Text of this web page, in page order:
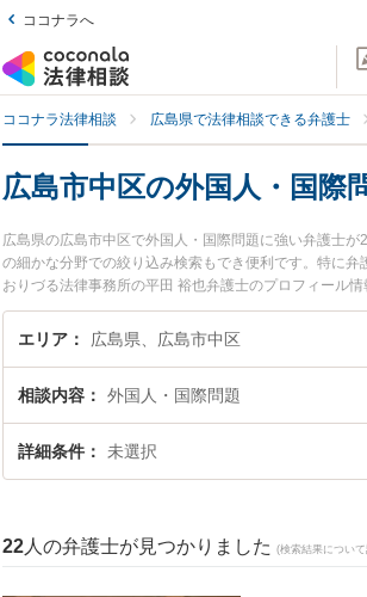
ココナラへ
ココナラ法律相談 広島県で法律相談できる弁護士
広島市中区の外国人・国際
広島県の広島市中区で外国人・国際問題に強い弁護士
の細かな分野での絞り込み検索もでき便利です。特に
おりづる法律事務所の平田 裕也弁護士のプロフィール
すぐに弁護士に相談したい』『外国人・国際問題のト
護士に相談予約したい』などでお困りの相談者さんにお
エリア 広島県、広島市中区
相談内容 外国人・国際問題
詳細条件 未選択
22 人の弁護士が見つかりました (検索結果につい